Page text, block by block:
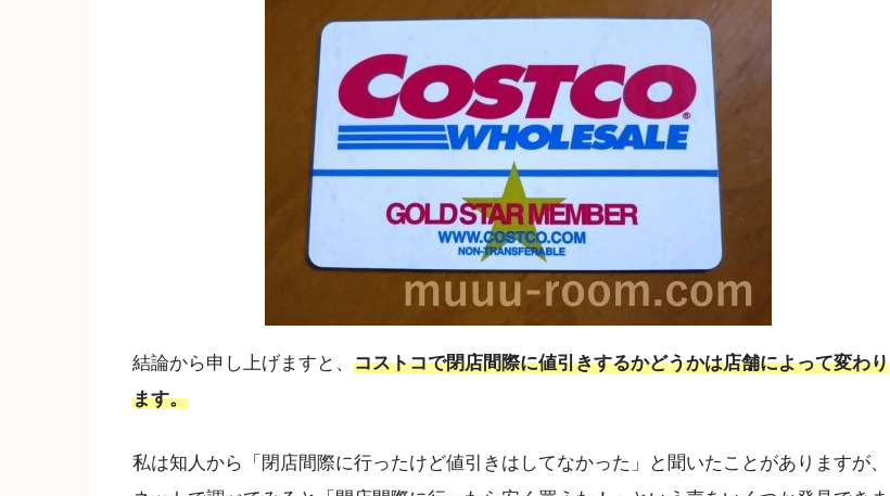
結論から申し上げますと、 コストコで閉店間際に値引きするかどうかは店舗によって変わり
ます。
私は知人から「閉店間際に行ったけど値引きはしてなかった」と聞いたことがありますが、